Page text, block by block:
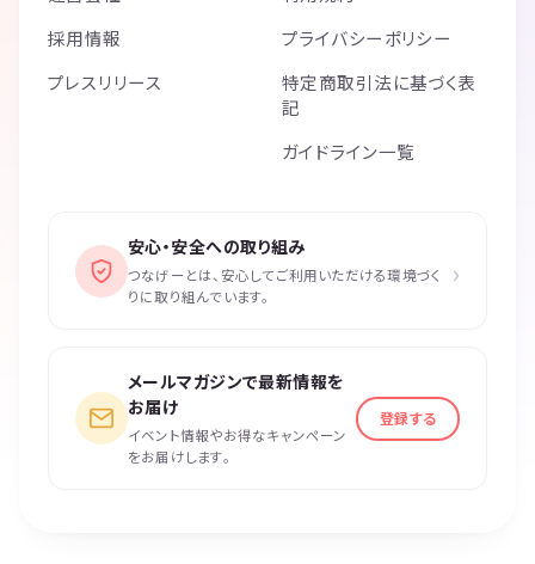
採用情報
プレスリリース
プライバシーポリシー
特定商取引法に基づく表
記
ガイドライン一覧
安心・安全への取り組み
つなげーとは、安心してご利用いただける環境づく
りに取り組んでいます。
›
メールマガジンで最新情報を
お届け
イベント情報やお得なキャンペーン
をお届けします。
登録する